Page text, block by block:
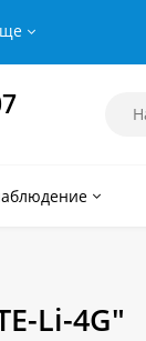
Li-4G"